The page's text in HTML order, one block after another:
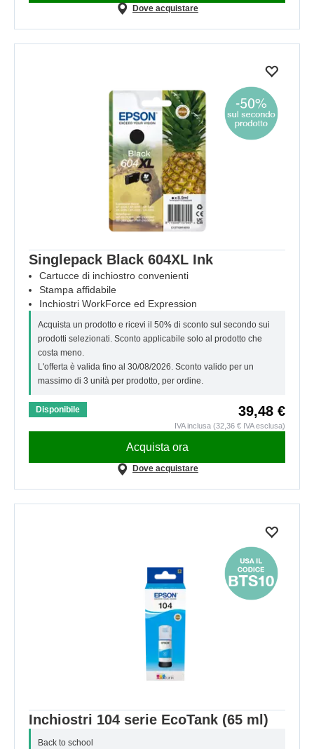
Dove acquistare
Singlepack Black 604XL Ink
Cartucce di inchiostro convenienti
Stampa affidabile
Inchiostri WorkForce ed Expression
Acquista un prodotto e ricevi il 50% di sconto sul secondo sui
prodotti selezionati. Sconto applicabile solo al prodotto che
costa meno.
L'offerta è valida fino al 30/08/2026. Sconto valido per un
massimo di 3 unità per prodotto, per ordine.
Disponibile 39,48 €
IVA inclusa (32,36 € IVA esclusa)
Acquista ora
Dove acquistare
Inchiostri 104 serie EcoTank (65 ml)
Back to school